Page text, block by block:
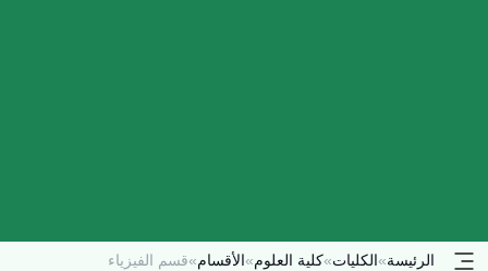
الرئيسة»الكليات»كلية العلوم»الأقسام»قسم الفيزياء